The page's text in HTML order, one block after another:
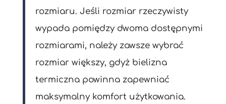
rozmiaru. Jeśli rozmiar rzeczywisty
wypada pomiędzy dwoma dostępnymi
rozmiarami, należy zawsze wybrać
rozmiar większy, gdyż bielizna
termiczna powinna zapewniać
maksymalny komfort użytkowania.